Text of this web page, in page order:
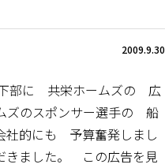
2009.9.30
部に 共栄ホームズの 広
のスポンサー選手の 船
的にも 予算奮発しまし
ました。 この広告を見